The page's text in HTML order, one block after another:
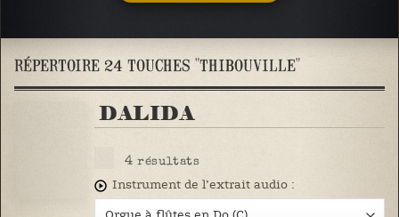
RÉPERTOIRE 24 TOUCHES "THIBOUVILLE"
DALIDA
4 résultats
Instrument de l’extrait audio :